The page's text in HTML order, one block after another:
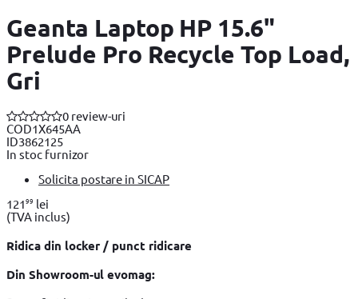
Geanta Laptop HP 15.6"
Prelude Pro Recycle Top Load,
Gri
0 review-uri
COD1X645AA
ID3862125
In stoc furnizor
Solicita postare in SICAP
12199 lei
(TVA inclus)
Ridica din locker / punct ridicare
Din Showroom-ul evomag: